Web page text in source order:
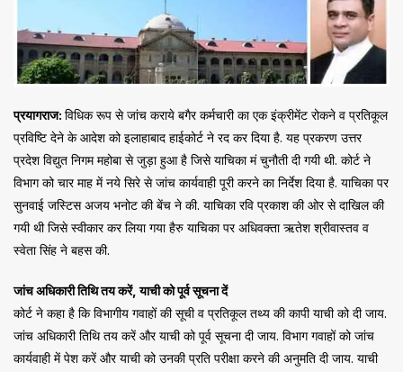
प्रयागराज: विधिक रूप से जांच कराये बगैर कर्मचारी का एक इंक्रीमेंट रोकने व प्रतिकूल
प्रविष्टि देने के आदेश को इलाहाबाद हाईकोर्ट ने रद कर दिया है. यह प्रकरण उत्तर
प्रदेश विद्युत निगम महोबा से जुड़ा हुआ है जिसे याचिका मं चुनौती दी गयी थी. कोर्ट ने
विभाग को चार माह में नये सिरे से जांच कार्यवाही पूरी करने का निर्देश दिया है. याचिका पर
सुनवाई जस्टिस अजय भनोट की बेंच ने की. याचिका रवि प्रकाश की ओर से दाखिल की
गयी थी जिसे स्वीकार कर लिया गया हैरु याचिका पर अधिवक्ता ऋतेश श्रीवास्तव व
स्वेता सिंह ने बहस की.
जांच अधिकारी तिथि तय करें, याची को पूर्व सूचना दें
कोर्ट ने कहा है कि विभागीय गवाहों की सूची व प्रतिकूल तथ्य की कापी याची को दी जाय.
जांच अधिकारी तिथि तय करें और याची को पूर्व सूचना दी जाय. विभाग गवाहों को जांच
कार्यवाही में पेश करें और याची को उनकी प्रति परीक्षा करने की अनुमति दी जाय. याची